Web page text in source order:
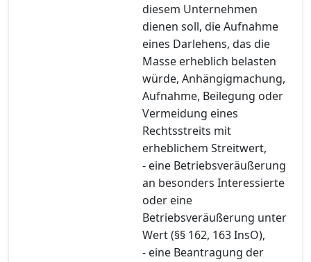
diesem Unternehmen
dienen soll, die Aufnahme
eines Darlehens, das die
Masse erheblich belasten
würde, Anhängigmachung,
Aufnahme, Beilegung oder
Vermeidung eines
Rechtsstreits mit
erheblichem Streitwert,
- eine Betriebsveräußerung
an besonders Interessierte
oder eine
Betriebsveräußerung unter
Wert (§§ 162, 163 InsO),
- eine Beantragung der